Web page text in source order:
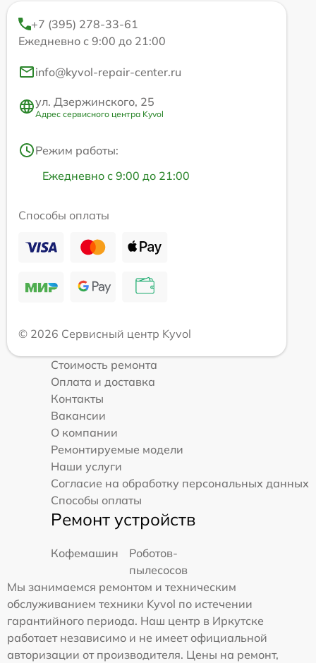
+7 (395) 278-33-61
Ежедневно с 9:00 до 21:00
info@kyvol-repair-center.ru
ул. Дзержинского, 25
Адрес сервисного центра Kyvol
Режим работы:
Ежедневно с 9:00 до 21:00
Способы оплаты
© 2026 Сервисный центр Kyvol
Стоимость ремонта
Оплата и доставка
Контакты
Вакансии
О компании
Ремонтируемые модели
Наши услуги
Согласие на обработку персональных данных
Способы оплаты
Ремонт устройств
Кофемашин
Роботов-
пылесосов
Мы занимаемся ремонтом и техническим
обслуживанием техники Kyvol по истечении
гарантийного периода. Наш центр в Иркутске
работает независимо и не имеет официальной
авторизации от производителя. Цены на ремонт,